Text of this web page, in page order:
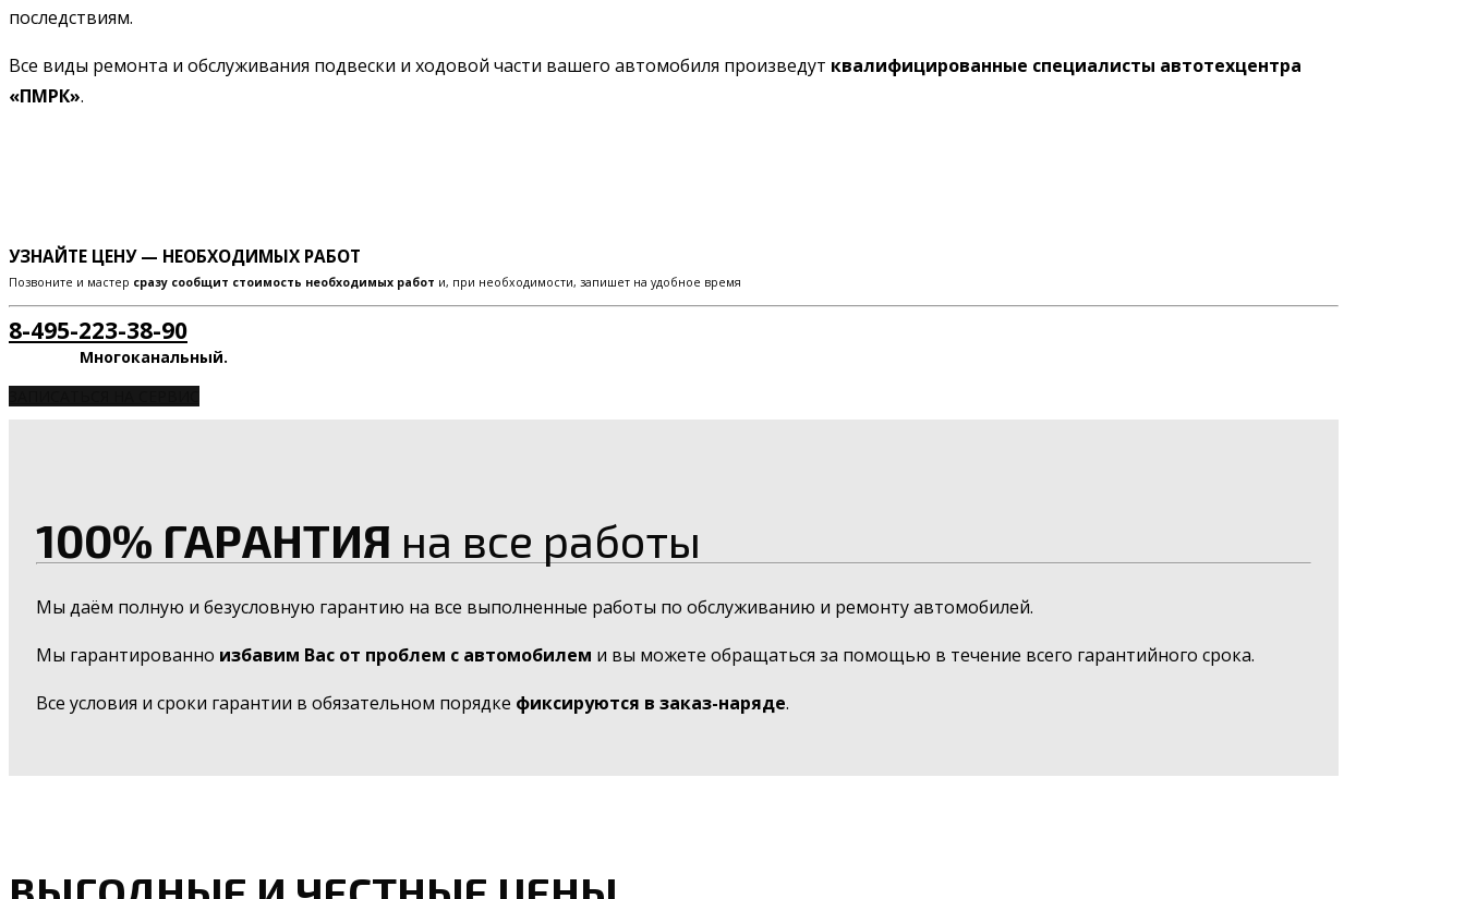
последствиям.
Все виды ремонта и обслуживания подвески и ходовой части вашего автомобиля произведут квалифицированные специалисты автотехцентра
«ПМРК».
УЗНАЙТЕ ЦЕНУ — НЕОБХОДИМЫХ РАБОТ
Позвоните и мастер сразу сообщит стоимость необходимых работ и, при необходимости, запишет на удобное время
8-495-223-38-90
Многоканальный.
100% ГАРАНТИЯ на все работы
Мы даём полную и безусловную гарантию на все выполненные работы по обслуживанию и ремонту автомобилей.
Мы гарантированно избавим Вас от проблем с автомобилем и вы можете обращаться за помощью в течение всего гарантийного срока.
Все условия и сроки гарантии в обязательном порядке фиксируются в заказ-наряде.